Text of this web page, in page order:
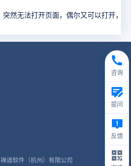
禅道软件（杭州）有限公司
咨询
提问
反馈